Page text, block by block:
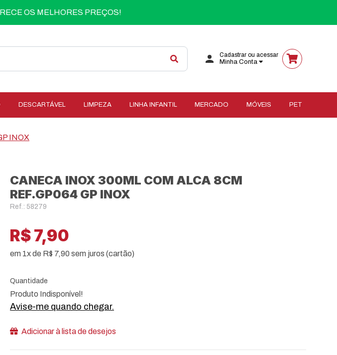
OS MELHORES PREÇOS!
Cadastrar ou acessar
Minha Conta
DESCARTÁVEL LIMPEZA LINHA INFANTIL MERCADO MÓVEIS PET
INOX
CANECA INOX 300ML COM ALCA 8CM
REF.GP064 GP INOX
Ref.: 58279
R$ 7,90
em 1x de R$ 7,90 sem juros (cartão)
Quantidade
Produto Indisponível!
Avise-me quando chegar.
Adicionar à lista de desejos